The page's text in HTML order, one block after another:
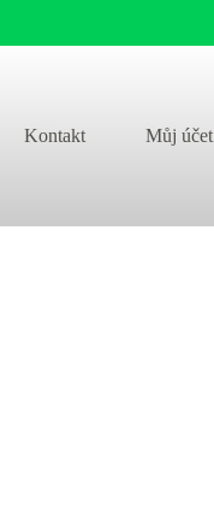
Kontakt Můj účet